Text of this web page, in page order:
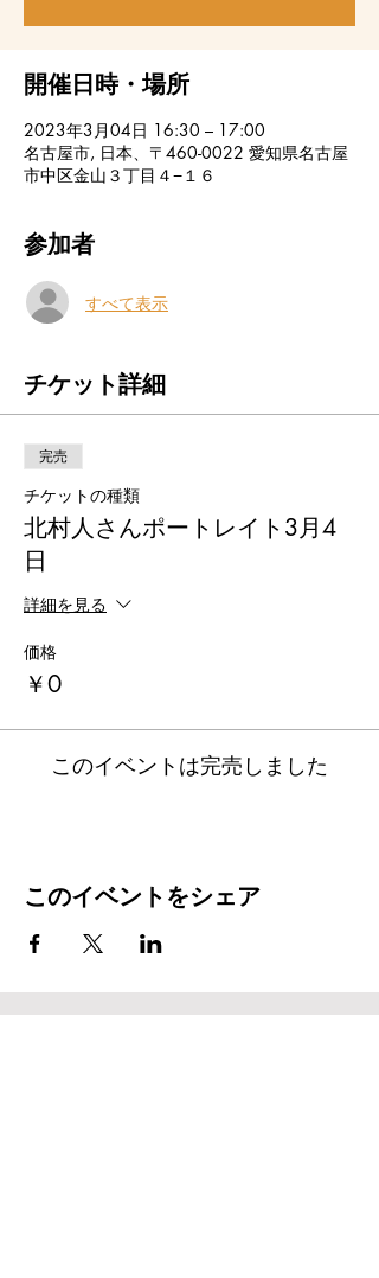
開催日時・場所
2023年3月04日 16:30 – 17:00
名古屋市, 日本、〒460-0022 愛知県名古屋
市中区金山３丁目４−１６
参加者
すべて表示
チケット詳細
完売
チケットの種類
北村人さんポートレイト3月4
日
詳細を見る
価格
￥0
このイベントは完売しました
このイベントをシェア